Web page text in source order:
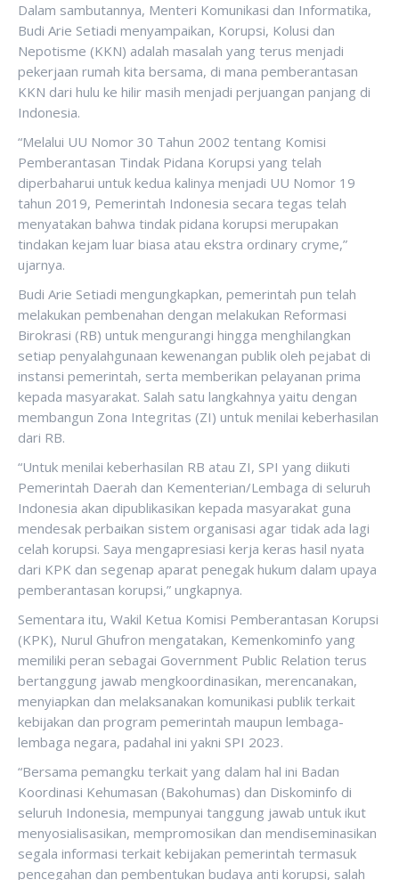
Dalam sambutannya, Menteri Komunikasi dan Informatika,
Budi Arie Setiadi menyampaikan, Korupsi, Kolusi dan
Nepotisme (KKN) adalah masalah yang terus menjadi
pekerjaan rumah kita bersama, di mana pemberantasan
KKN dari hulu ke hilir masih menjadi perjuangan panjang di
Indonesia.
“Melalui UU Nomor 30 Tahun 2002 tentang Komisi
Pemberantasan Tindak Pidana Korupsi yang telah
diperbaharui untuk kedua kalinya menjadi UU Nomor 19
tahun 2019, Pemerintah Indonesia secara tegas telah
menyatakan bahwa tindak pidana korupsi merupakan
tindakan kejam luar biasa atau ekstra ordinary cryme,”
ujarnya.
Budi Arie Setiadi mengungkapkan, pemerintah pun telah
melakukan pembenahan dengan melakukan Reformasi
Birokrasi (RB) untuk mengurangi hingga menghilangkan
setiap penyalahgunaan kewenangan publik oleh pejabat di
instansi pemerintah, serta memberikan pelayanan prima
kepada masyarakat. Salah satu langkahnya yaitu dengan
membangun Zona Integritas (ZI) untuk menilai keberhasilan
dari RB.
“Untuk menilai keberhasilan RB atau ZI, SPI yang diikuti
Pemerintah Daerah dan Kementerian/Lembaga di seluruh
Indonesia akan dipublikasikan kepada masyarakat guna
mendesak perbaikan sistem organisasi agar tidak ada lagi
celah korupsi. Saya mengapresiasi kerja keras hasil nyata
dari KPK dan segenap aparat penegak hukum dalam upaya
pemberantasan korupsi,” ungkapnya.
Sementara itu, Wakil Ketua Komisi Pemberantasan Korupsi
(KPK), Nurul Ghufron mengatakan, Kemenkominfo yang
memiliki peran sebagai Government Public Relation terus
bertanggung jawab mengkoordinasikan, merencanakan,
menyiapkan dan melaksanakan komunikasi publik terkait
kebijakan dan program pemerintah maupun lembaga-
lembaga negara, padahal ini yakni SPI 2023.
“Bersama pemangku terkait yang dalam hal ini Badan
Koordinasi Kehumasan (Bakohumas) dan Diskominfo di
seluruh Indonesia, mempunyai tanggung jawab untuk ikut
menyosialisasikan, mempromosikan dan mendiseminasikan
segala informasi terkait kebijakan pemerintah termasuk
pencegahan dan pembentukan budaya anti korupsi, salah